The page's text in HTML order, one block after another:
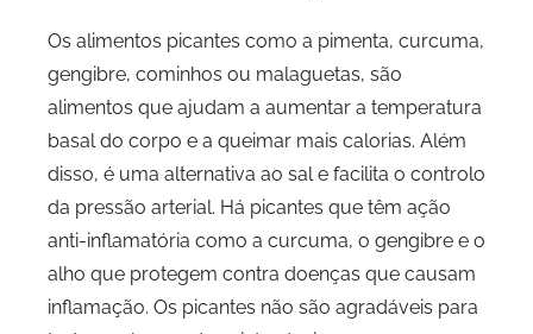
Os alimentos picantes como a pimenta, curcuma,
gengibre, cominhos ou malaguetas, são
alimentos que ajudam a aumentar a temperatura
basal do corpo e a queimar mais calorias. Além
disso, é uma alternativa ao sal e facilita o controlo
da pressão arterial. Há picantes que têm ação
anti-inflamatória como a curcuma, o gengibre e o
alho que protegem contra doenças que causam
inflamação. Os picantes não são agradáveis para